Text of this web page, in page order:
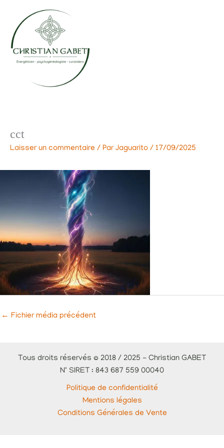
contenu
cct
Laisser un commentaire / ParJaguarito / 17/09/2025
← Fichier média précédent
Tous droits réservés © 2018 / 2025 - Christian GABET
N° SIRET : 843 687 559 00040
Politique de confidentialité
Mentions légales
Conditions Générales de Vente